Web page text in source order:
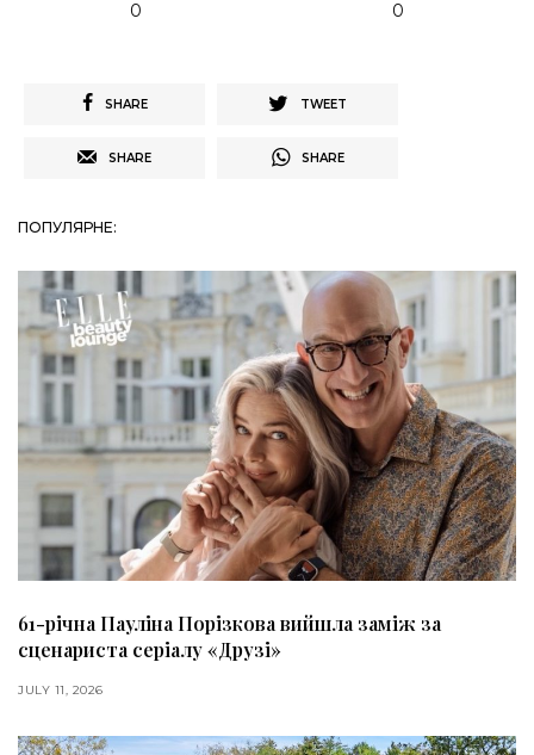
0 0
SHARE TWEET
SHARE SHARE
ПОПУЛЯРНЕ:
61-річна Пауліна Порізкова вийшла заміж за
сценариста серіалу «Друзі»
JULY 11, 2026